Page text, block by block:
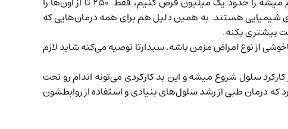
قابل هدف‌گیری با دارو‌های شیمیایی هستند. به همین دلیل هم برای همه درمان‌هایی که
بیشتری بکنه.
از نوع امراض مزمن باشه. سیدارتا توصیه می‌کنه شاید لازم
کارکرد سلول شروع میشه و این بد کار‌‌کردی می‌تونه اندام رو تحت
که درمان طبی از رشد سلول‌های بنیادی و استفاده از روابطشون